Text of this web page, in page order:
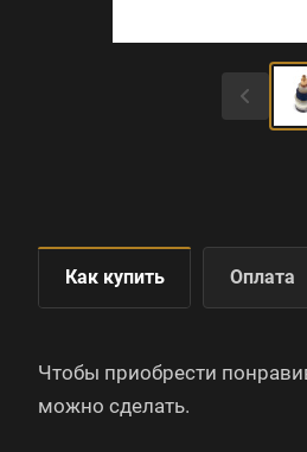
Как купить Оплата
Чтобы приобрести
можно сделать.